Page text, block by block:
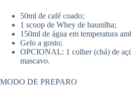
50ml de café coado;
1 scoop de Whey de baunilha;
150ml de água em temperatura
Gelo a gosto;
OPCIONAL: 1 colher (chá) de
mascavo.
MODO DE PREPARO